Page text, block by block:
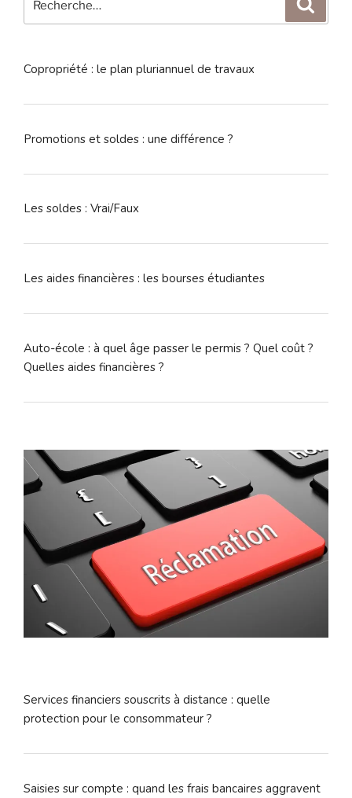
pour
Copropriété : le plan pluriannuel de travaux
Promotions et soldes : une différence ?
Les soldes : Vrai/Faux
Les aides financières : les bourses étudiantes
Auto-école : à quel âge passer le permis ? Quel coût ?
Quelles aides financières ?
Services financiers souscrits à distance : quelle
protection pour le consommateur ?
Saisies sur compte : quand les frais bancaires aggravent